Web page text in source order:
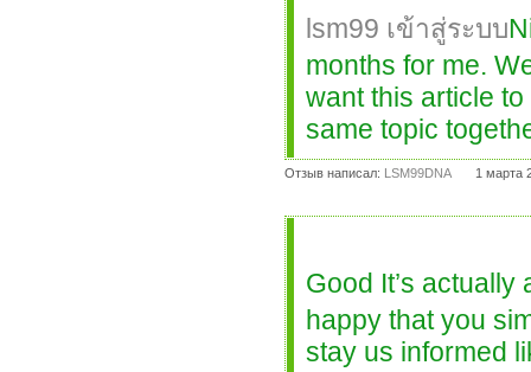
lsm99 เข้าสู่ระบบ
months for me.
want this article
same topic
Отзыв написал: LSM99DNA 1 марта
Good It’s
happy that you
stay us informed